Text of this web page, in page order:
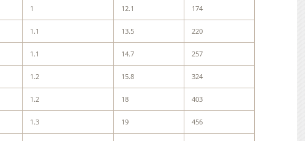
1 12.1 174
1.1 13.5 220
1.1 14.7 257
1.2 15.8 324
1.2 18 403
1.3 19 456